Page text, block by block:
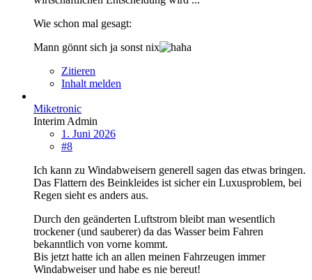
Wie schon mal gesagt:
Mann gönnt sich ja sonst nix
Zitieren
Inhalt melden
Miketronic
Interim Admin
1. Juni 2026
#8
Ich kann zu Windabweisern generell sagen das etwas bringen.
Das Flattern des Beinkleides ist sicher ein Luxusproblem, bei
Regen sieht es anders aus.
Durch den geänderten Luftstrom bleibt man wesentlich
trockener (und sauberer) da das Wasser beim Fahren
bekanntlich von vorne kommt.
Bis jetzt hatte ich an allen meinen Fahrzeugen immer
Windabweiser und habe es nie bereut!